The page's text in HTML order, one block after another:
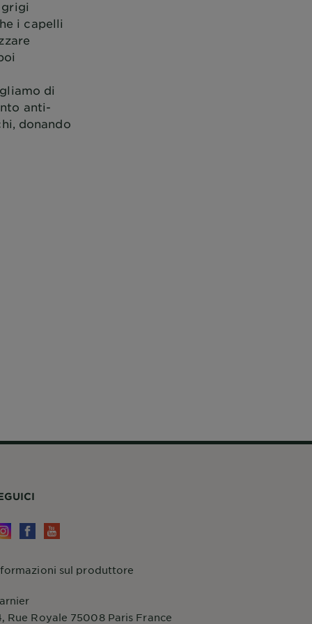
i capelli
di
anti-
donando
sul produttore
Rue Royale 75008 Paris France